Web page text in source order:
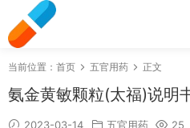
当前位置： 首页 五官用药 正文
氨金黄敏颗粒(太福)说明
2023-03-14 五官用药 25